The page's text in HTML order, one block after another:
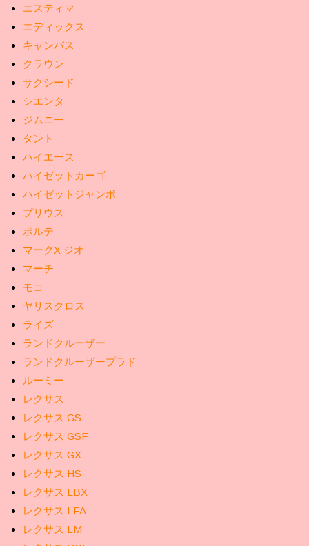
エスティマ
エディックス
キャンバス
クラウン
サクシード
シエンタ
ジムニー
タント
ハイエース
ハイゼットカーゴ
ハイゼットジャンボ
プリウス
ポルテ
マークX ジオ
マーチ
モコ
ヤリスクロス
ライズ
ランドクルーザー
ランドクルーザープラド
ルーミー
レクサス
レクサス GS
レクサス GSF
レクサス GX
レクサス HS
レクサス LBX
レクサス LFA
レクサス LM